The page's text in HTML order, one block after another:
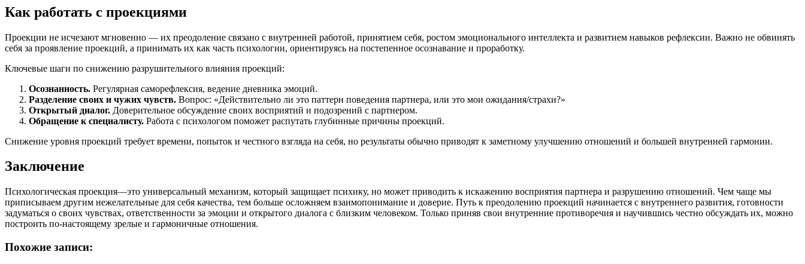
Как работать с проекциями
Проекции не исчезают мгновенно — их преодоление связано с внутренней работой, принятием себя, ростом эмоционального интеллекта и развитием навыков рефлексии. Важно не обвинять
себя за проявление проекций, а принимать их как часть психологии, ориентируясь на постепенное осознавание и проработку.
Ключевые шаги по снижению разрушительного влияния проекций:
Осознанность. Регулярная саморефлексия, ведение дневника эмоций.
Разделение своих и чужих чувств. Вопрос: «Действительно ли это паттерн поведения партнера, или это мои ожидания/страхи?»
Открытый диалог. Доверительное обсуждение своих восприятий и подозрений с партнером.
Обращение к специалисту. Работа с психологом поможет распутать глубинные причины проекций.
Снижение уровня проекций требует времени, попыток и честного взгляда на себя, но результаты обычно приводят к заметному улучшению отношений и большей внутренней гармонии.
Заключение
Психологическая проекция—это универсальный механизм, который защищает психику, но может приводить к искажению восприятия партнера и разрушению отношений. Чем чаще мы
приписываем другим нежелательные для себя качества, тем больше осложняем взаимопонимание и доверие. Путь к преодолению проекций начинается с внутреннего развития, готовности
задуматься о своих чувствах, ответственности за эмоции и открытого диалога с близким человеком. Только приняв свои внутренние противоречия и научившись честно обсуждать их, можно
построить по-настоящему зрелые и гармоничные отношения.
Похожие записи: